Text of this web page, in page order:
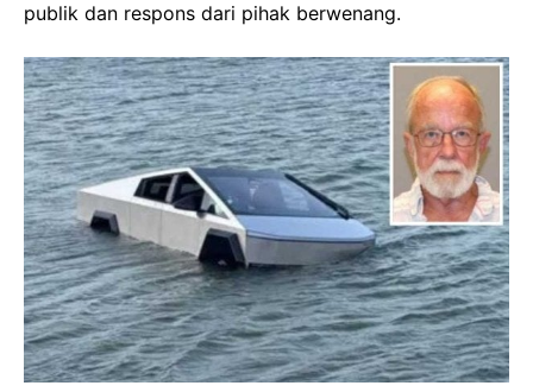
publik dan respons dari pihak berwenang.